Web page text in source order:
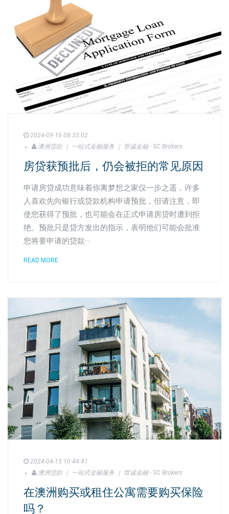
2024-09-16 08:33:02
澳洲贷款 ｜ 一站式金融服务 ｜ 世诚金融 - SC Brokers
房贷获预批后，仍会被拒的常见原因
申请房贷成功意味着你离梦想之家仅一步之遥，许多
人喜欢先向银行或贷款机构申请预批，但请注意，即
使您获得了预批，也可能会在正式申请房贷时遭到拒
绝。预批只是贷方发出的指示，表明他们可能会批准
您将要申请的贷款···
READ MORE
2024-04-15 10:44:41
澳洲贷款 ｜ 一站式金融服务 ｜ 世诚金融 - SC Brokers
在澳洲购买或租住公寓需要购买保险
吗？